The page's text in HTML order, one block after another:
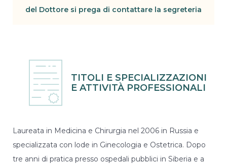
del Dottore si prega di contattare la segreteria
TITOLI E SPECIALIZZAZIONI
E ATTIVITÀ PROFESSIONALI
Laureata in Medicina e Chirurgia nel 2006 in Russia e
specializzata con lode in Ginecologia e Ostetrica. Dopo
tre anni di pratica presso ospedali pubblici in Siberia e a
fruizione
del nostro
statistici (di
che spesso
raccolgono